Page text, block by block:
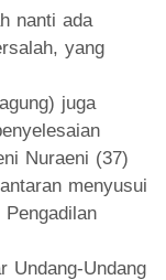
nanti ada
yang
juga
Nuraeni (37)
menyusui
Undang-Undang